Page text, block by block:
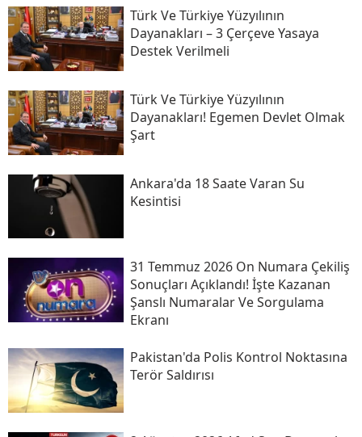
Türk Ve Türkiye Yüzyılının
Dayanakları – 3 Çerçeve Yasaya
Destek Verilmeli
Türk Ve Türkiye Yüzyılının
Dayanakları! Egemen Devlet Olmak
Şart
Ankara'da 18 Saate Varan Su
Kesintisi
31 Temmuz 2026 On Numara Çekiliş
Sonuçları Açıklandı! İşte Kazanan
Şanslı Numaralar Ve Sorgulama
Ekranı
Pakistan'da Polis Kontrol Noktasına
Terör Saldırısı